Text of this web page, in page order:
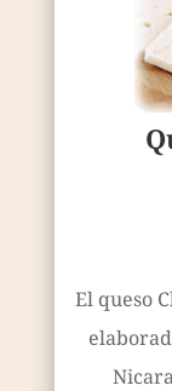
El queso